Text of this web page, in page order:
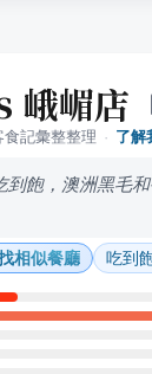
峨嵋店
記彙整整理 · 了解
到飽，澳洲黑毛
相似餐廳 吃到